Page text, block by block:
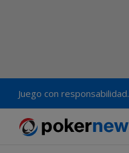
Juego con responsabilidad.